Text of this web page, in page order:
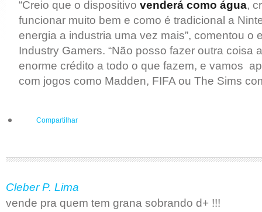
“Creio que o dispositivo venderá como água,
funcionar muito bem e como é tradicional a
energia a industria uma vez mais”, comentou o
Industry Gamers. “Não posso fazer outra coisa
enorme crédito a todo o que fazem, e vamos
com jogos como Madden, FIFA ou The Sims
Compartilhar
Cleber P. Lima
vende pra quem tem grana sobrando d+ !!!